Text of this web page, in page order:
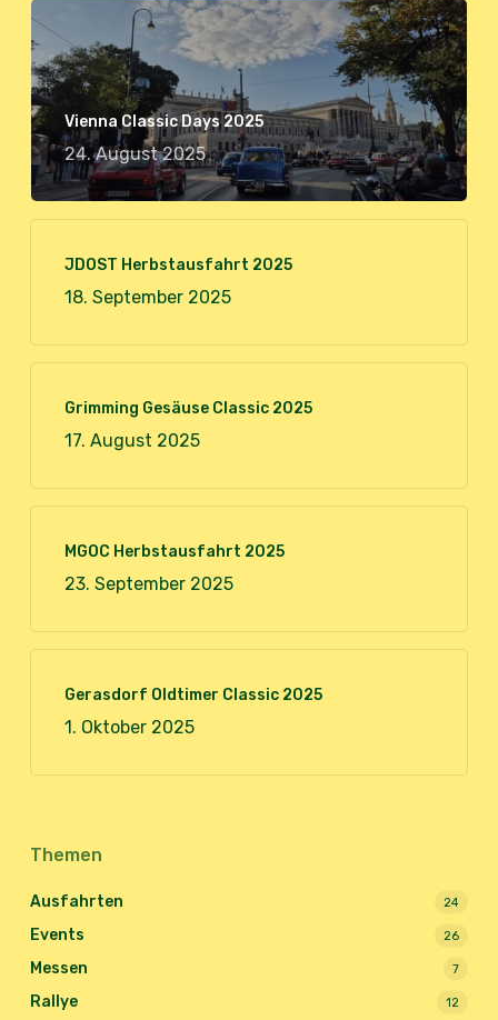
Vienna Classic Days 2025
24. August 2025
JDOST Herbstausfahrt 2025
18. September 2025
Grimming Gesäuse Classic 2025
17. August 2025
MGOC Herbstausfahrt 2025
23. September 2025
Gerasdorf Oldtimer Classic 2025
1. Oktober 2025
Themen
Ausfahrten 24
Events 26
Messen 7
Rallye 12